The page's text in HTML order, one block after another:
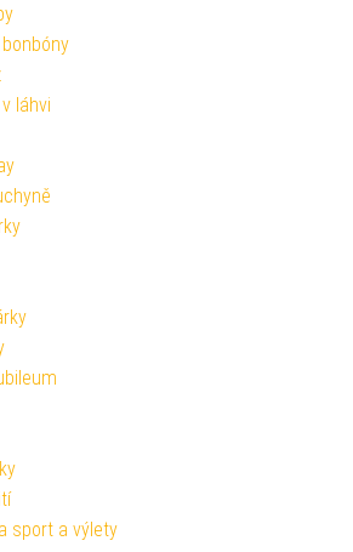
láhvi
sport a výlety